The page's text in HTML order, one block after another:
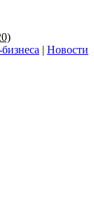
| Новости